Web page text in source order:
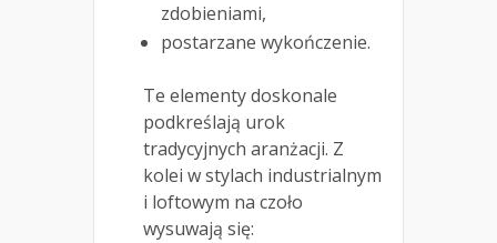
zdobieniami,
postarzane wykończenie.
Te elementy doskonale
podkreślają urok
tradycyjnych aranżacji. Z
kolei w stylach industrialnym
i loftowym na czoło
wysuwają się: